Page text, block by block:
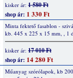
kisker ár: 1 580 Ft
shop ár: 1 330 Ft
Minta fektető fasablon -
kb. 445 x 225 x 15 mm, , 1
kisker ár: 17 010 Ft
shop ár: 14 280 Ft
Műanyag szórólapok, kb